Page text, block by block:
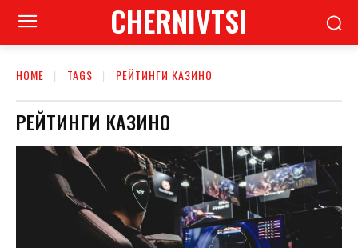
CHERNIVTSI
HOME TAGS РЕЙТИНГИ КАЗИНО
РЕЙТИНГИ КАЗИНО